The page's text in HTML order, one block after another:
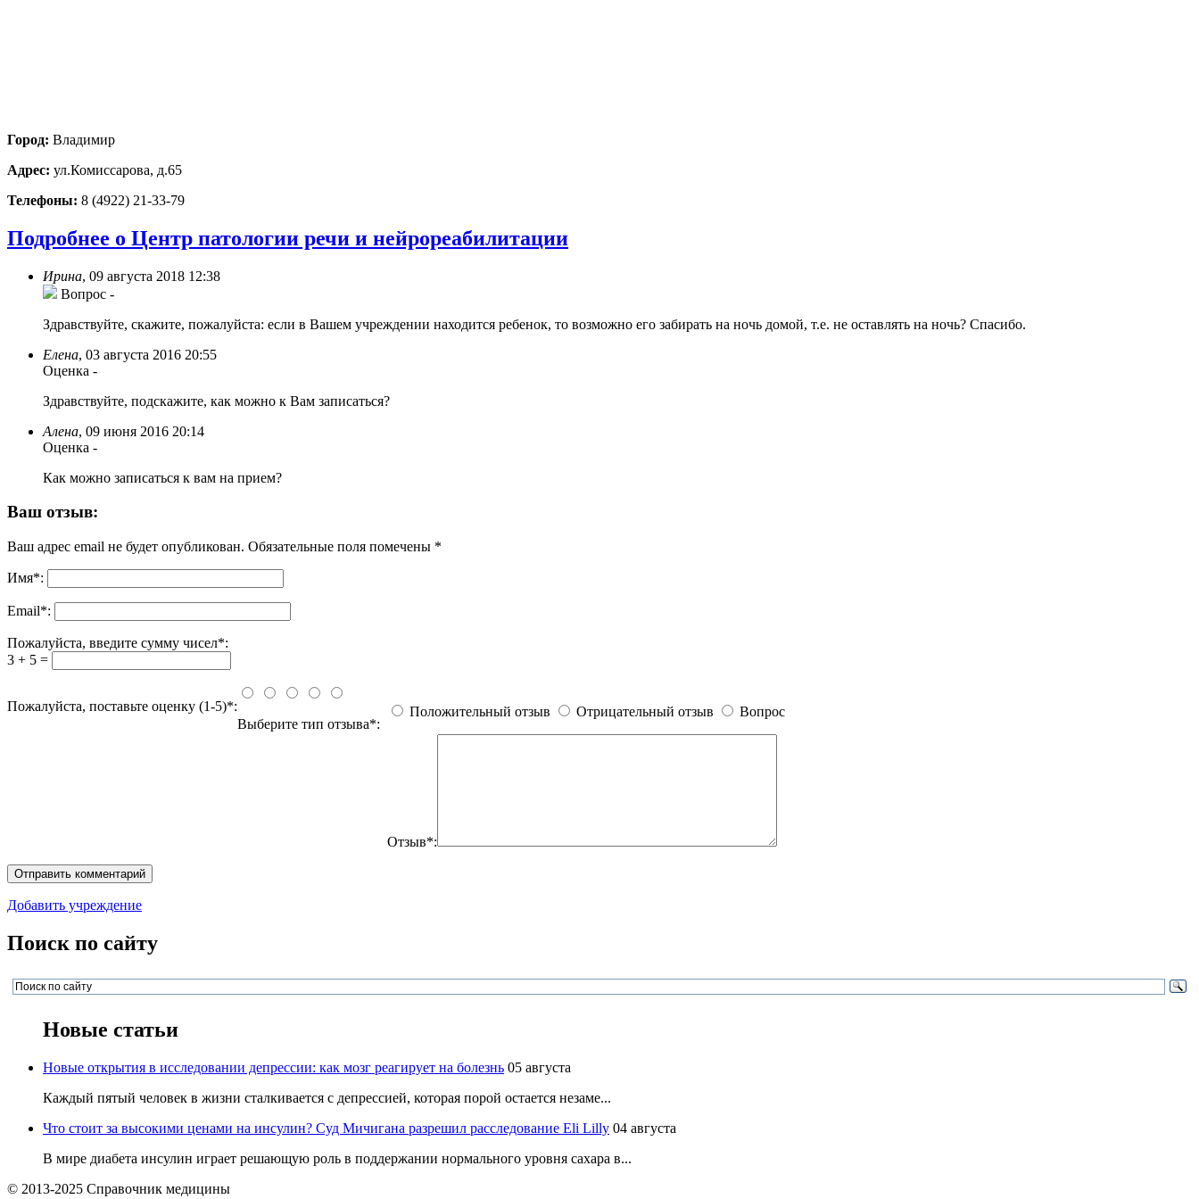
Город: Владимир
Адрес: ул.Комиссарова, д.65
Телефоны: 8 (4922) 21-33-79
Подробнее о Центр патологии речи и нейрореабилитации
Ирина, 09 августа 2018 12:38
Вопрос -
Здравствуйте, скажите, пожалуйста: если в Вашем учреждении находится ребенок, то возможно его забирать на ночь домой, т.е. не оставлять на ночь? Спасибо.
Елена, 03 августа 2016 20:55
Оценка -
Здравствуйте, подскажите, как можно к Вам записаться?
Алена, 09 июня 2016 20:14
Оценка -
Как можно записаться к вам на прием?
Ваш отзыв:
Ваш адрес email не будет опубликован. Обязательные поля помечены *
Имя*:
Email*:
Пожалуйста, введите сумму чисел*:
3 + 5 =
Пожалуйста, поставьте оценку (1-5)*:
Выберите тип отзыва*:
Положительный отзыв Отрицательный отзыв Вопрос
Отзыв*:
Добавить учреждение
Поиск по сайту
Новые статьи
Новые открытия в исследовании депрессии: как мозг реагирует на болезнь 05 августа
Каждый пятый человек в жизни сталкивается с депрессией, которая порой остается незаме...
Что стоит за высокими ценами на инсулин? Суд Мичигана разрешил расследование Eli Lilly 04 августа
В мире диабета инсулин играет решающую роль в поддержании нормального уровня сахара в...
© 2013-2025 Справочник медицины